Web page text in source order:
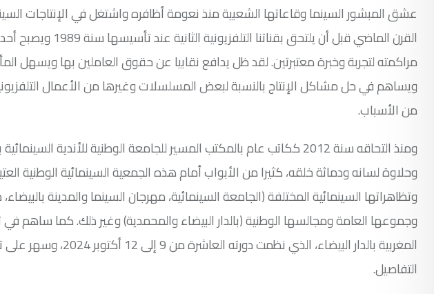
عشق المبشور السينما وقاعاتها الشعبية منذ نعومة أظافره واشتغل في الإنتاجات
القرن الماضي قبل أن
مراكمته لتجربة وخبرة معتبرتين. لقد ظل يدافع نقابيا عن حقوق العاملين بها ويسهل
ويساهم في حل مشاكل الإنتاج بالنسبة لبعض المسلسلات وغيرها من الأعمال
من الأسباب.
ومنذ التحاقه سنة 2012 ككاتب عام بالمكتب المسير للجامعة الوطنية
وحلاوة لسانه ودماثة خلقه، كثيرا من الأبواب أمام هذه الجمعية السينمائية الوطنية
وتظاهراتها السينمائية المختلفة (الجامعة السينمائية، مهرجان السينما والمدينة
وجموعها العامة ومجالسها الوطنية (بالدار البيضاء والمحمدية) وغير ذلك. كما ساهم
المغربية بالدار البيضاء،
التفاصيل.